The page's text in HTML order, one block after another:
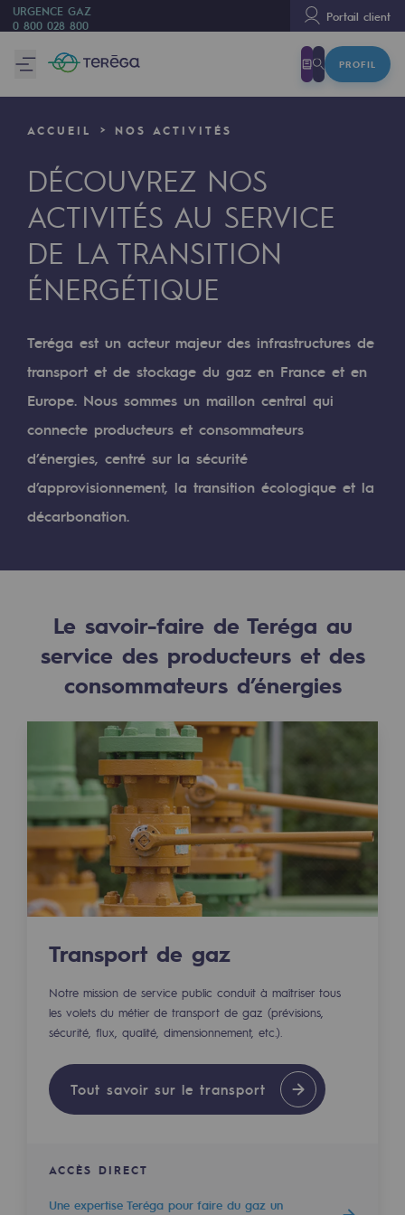
URGENCE GAZ
0 800 028 800
Portail client
PROFIL
Nous sommes
Teréga
Teréga
Accélérateur de la transition énergétique
Un réseau local et européen
Une organisation adaptative et ouverte
Une organisation adaptative et
Digitalisation
Transversalité et Collaboratif
Notre culture et nos valeurs
Une organisation certifiée
Gouvernance
Indicateurs
Publications institutionnelles
Où nous trouver
Les énergies d'avenir
Les énergies d'avenir
Notre vision
Gaz renouvelables et procédés durables
Pyrogazéification et gazéification
Méthanation
Captage de CO2
Nouveaux usages
Concertations CH4, H2 et CO2
Espace pédagogique
ACCUEIL NOS ACTIVITÉS
DÉCOUVREZ NOS
ACTIVITÉS AU SERVICE
DE LA TRANSITION
ÉNERGÉTIQUE
Teréga est un acteur majeur des infrastructures de
transport et de stockage du gaz en France et en
Europe. Nous sommes un maillon central qui
connecte producteurs et consommateurs
d’énergies, centré sur la sécurité
d’approvisionnement, la transition écologique et la
décarbonation.
Le savoir-faire de Teréga au
service des producteurs et des
consommateurs d’énergies
Transport de gaz
Notre mission de service public conduit à maîtriser tous
les volets du métier de transport de gaz (prévisions,
sécurité, flux, qualité, dimensionnement, etc.).
Tout savoir sur le transport
ACCÈS DIRECT
Une expertise Teréga pour faire du gaz un